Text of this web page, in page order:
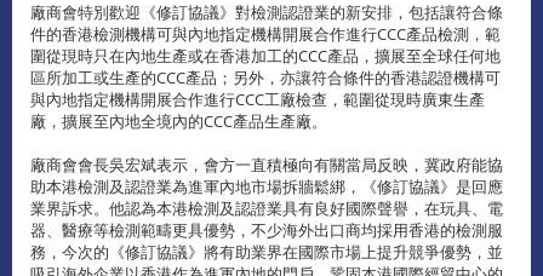
廠商會特別歡迎《修訂協議》對檢測認證業的新安排，包括讓符合條
件的香港檢測機構可與內地指定機構開展合作進行CCC產品檢測，範
圍從現時只在內地生產或在香港加工的CCC產品，擴展至全球任何地
區所加工或生產的CCC產品；另外，亦讓符合條件的香港認證機構可
與內地指定機構開展合作進行CCC工廠檢查，範圍從現時廣東生產
廠，擴展至內地全境內的CCC產品生產廠。
廠商會會長吳宏斌表示，會方一直積極向有關當局反映，冀政府能協
助本港檢測及認證業為進軍內地市場拆牆鬆綁，《修訂協議》是回應
業界訴求。他認為本港檢測及認證業具有良好國際聲譽，在玩具、電
器、醫療等檢測範疇更具優勢，不少海外出口商均採用香港的檢測服
務，今次的《修訂協議》將有助業界在國際市場上提升競爭優勢，並